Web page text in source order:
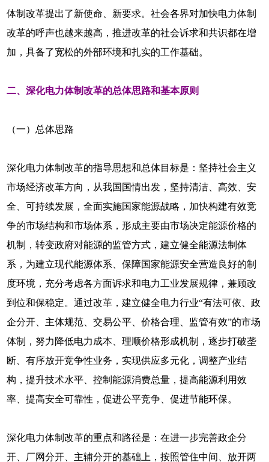
体制改革提出了新使命、新要求。社会各界对加快电力体制
改革的呼声也越来越高，推进改革的社会诉求和共识都在增
加，具备了宽松的外部环境和扎实的工作基础。
二、深化电力体制改革的总体思路和基本原则
（一）总体思路
深化电力体制改革的指导思想和总体目标是：坚持社会主义
市场经济改革方向，从我国国情出发，坚持清洁、高效、安
全、可持续发展，全面实施国家能源战略，加快构建有效竞
争的市场结构和市场体系，形成主要由市场决定能源价格的
机制，转变政府对能源的监管方式，建立健全能源法制体
系，为建立现代能源体系、保障国家能源安全营造良好的制
度环境，充分考虑各方面诉求和电力工业发展规律，兼顾改
到位和保稳定。通过改革，建立健全电力行业“有法可依、政
企分开、主体规范、交易公平、价格合理、监管有效”的市场
体制，努力降低电力成本、理顺价格形成机制，逐步打破垄
断、有序放开竞争性业务，实现供应多元化，调整产业结
构，提升技术水平、控制能源消费总量，提高能源利用效
率、提高安全可靠性，促进公平竞争、促进节能环保。
深化电力体制改革的重点和路径是：在进一步完善政企分
开、厂网分开、主辅分开的基础上，按照管住中间、放开两